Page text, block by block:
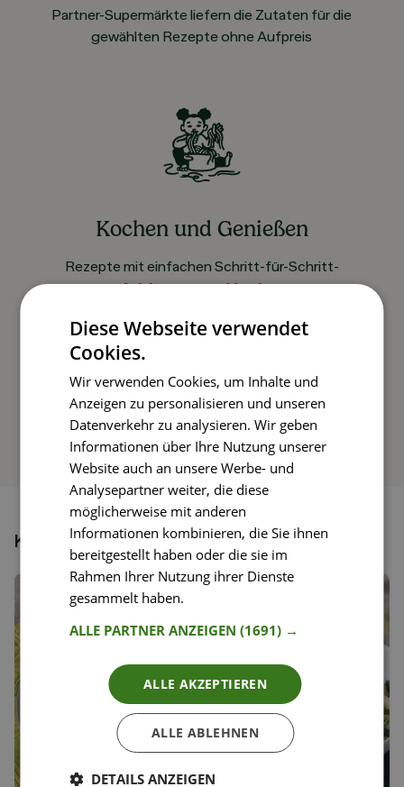
Partner-Supermärkte liefern die Zutaten für die
gewählten Rezepte ohne Aufpreis
Kochen und Genießen
Rezepte mit einfachen Schritt-für-Schritt-
Anleitungen nachkochen
Könnte dir auch gefallen
Diese Webseite verwendet
Cookies.
Wir verwenden Cookies, um Inhalte und
Anzeigen zu personalisieren und unseren
Datenverkehr zu analysieren. Wir geben
Informationen über Ihre Nutzung unserer
Website auch an unsere Werbe- und
Analysepartner weiter, die diese
möglicherweise mit anderen
Informationen kombinieren, die Sie ihnen
bereitgestellt haben oder die sie im
Rahmen Ihrer Nutzung ihrer Dienste
gesammelt haben.
ALLE PARTNER ANZEIGEN(1691) →
ALLE AKZEPTIEREN
ALLE ABLEHNEN
DETAILS ANZEIGEN